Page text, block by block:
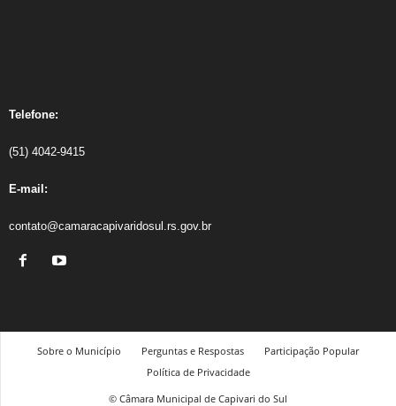
Telefone:
(51) 4042-9415
E-mail:
contato@camaracapivaridosul.rs.gov.br
Sobre o Município Perguntas e Respostas
Participação Popular
Política de Privacidade
© Câmara Municipal de Capivari do Sul